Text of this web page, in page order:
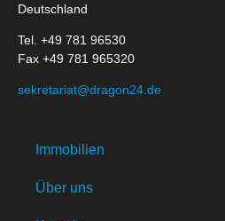
Deutschland
Tel. +49 781 96530
Fax +49 781 965320
sekretariat@dragon24.de
Immobilien
Über uns